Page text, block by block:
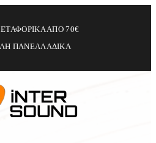
ΑΠΟ 70€
ΠΑΝΕΛΛΑΔΙΚΑ